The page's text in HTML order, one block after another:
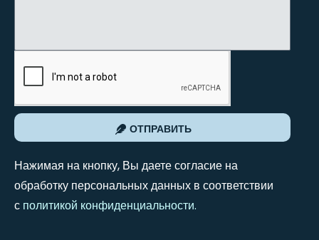
ОТПРАВИТЬ
Нажимая на кнопку, Вы даете согласие на
обработку персональных данных в соответствии
с политикой конфиденциальности.